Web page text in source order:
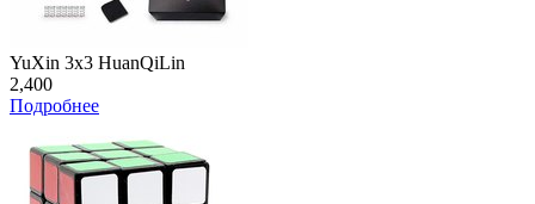
YuXin 3x3 HuanQiLin
2,400
Подробнее